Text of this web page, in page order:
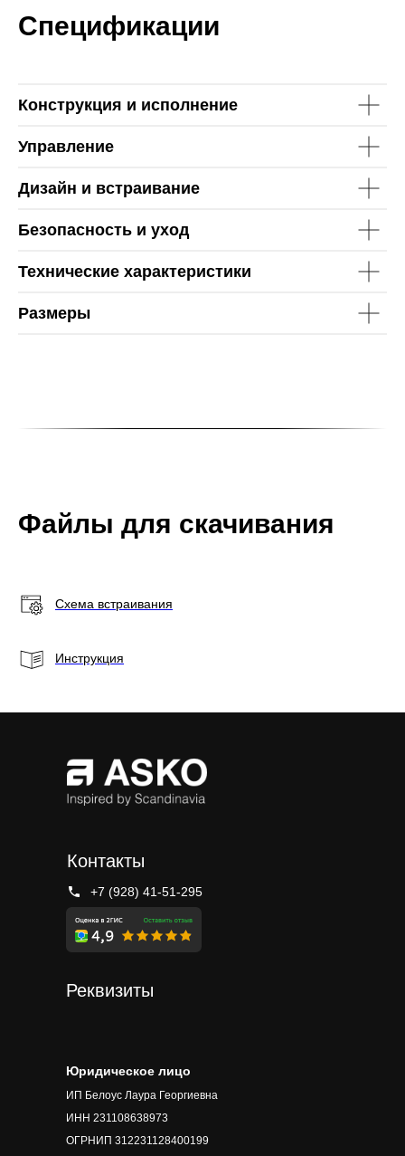
Спецификации
Конструкция и исполнение
Управление
Дизайн и встраивание
Безопасность и уход
Технические характеристики
Размеры
Файлы для скачивания
Схема встраивания
Инструкция
Контакты
Реквизиты
+7 (928) 41-51-295
ИП Белоус Лаура Георгиевна
ИНН 231108638973
ОГРНИП 312231128400199
Юридическое лицо